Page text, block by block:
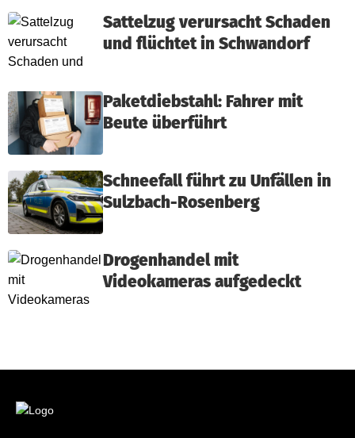
Sattelzug verursacht Schaden
und flüchtet in Schwandorf
Paketdiebstahl: Fahrer mit
Beute überführt
Schneefall führt zu Unfällen in
Sulzbach-Rosenberg
Drogenhandel mit
Videokameras aufgedeckt